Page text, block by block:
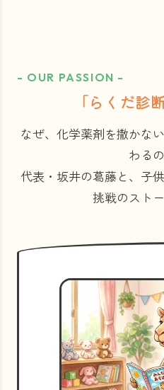
- OUR PASSION -
「らくだ診
なぜ、化学薬剤を撒かな
わる
代表・坂井の葛藤と、子
挑戦のスト